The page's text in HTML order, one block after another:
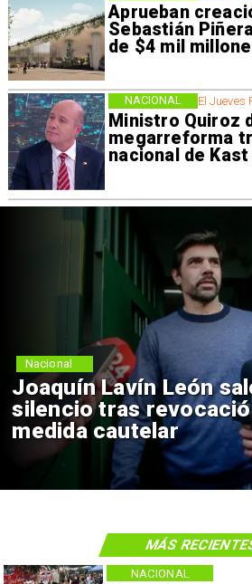
Aprueban
Sebastián
de $4 mil
El Jueves
Ministro Quiroz
megarreforma
nacional de Kast
NACIONAL
Joaquín Lavín León
silencio tras
medida cautelar
Nacional
NACIONAL
MÁS